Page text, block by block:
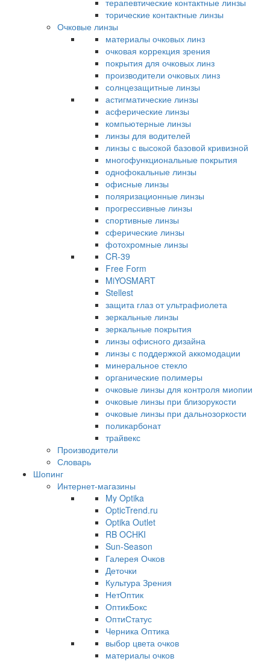
терапевтические контактные линзы
торические контактные линзы
Очковые линзы
материалы очковых линз
очковая коррекция зрения
покрытия для очковых линз
производители очковых линз
солнцезащитные линзы
астигматические линзы
асферические линзы
компьютерные линзы
линзы для водителей
линзы с высокой базовой кривизной
многофункциональные покрытия
однофокальные линзы
офисные линзы
поляризационные линзы
прогрессивные линзы
спортивные линзы
сферические линзы
фотохромные линзы
CR-39
Free Form
MiYOSMART
Stellest
защита глаз от ультрафиолета
зеркальные линзы
зеркальные покрытия
линзы офисного дизайна
линзы с поддержкой аккомодации
минеральное стекло
органические полимеры
очковые линзы для контроля миопии
очковые линзы при близорукости
очковые линзы при дальнозоркости
поликарбонат
трайвекс
Производители
Словарь
Шопинг
Интернет-магазины
My Optika
OpticTrend.ru
Optika Outlet
RB OCHKI
Sun-Season
Галерея Очков
Деточки
Культура Зрения
НетОптик
ОптикБокс
ОптиСтатус
Черника Оптика
выбор цвета очков
материалы очков